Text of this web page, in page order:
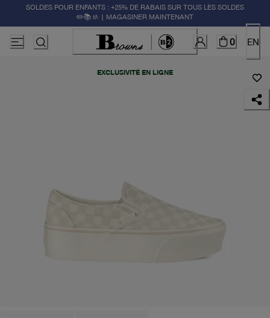
SOLDES POUR ENFANTS : +25% DE RABAIS SUR TOUS LES SOLDES
✏️📚🚸 | MAGASINER MAINTENANT
0 EN
EXCLUSIVITÉ EN LIGNE